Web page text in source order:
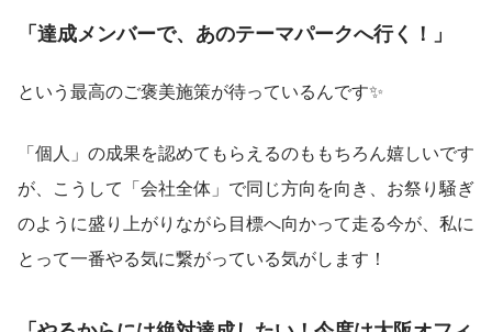
「達成メンバーで、あのテーマパークへ行く！」
という最高のご褒美施策が待っているんです✨
「個人」の成果を認めてもらえるのももちろん嬉しいです
が、こうして「会社全体」で同じ方向を向き、お祭り騒ぎ
のように盛り上がりながら目標へ向かって走る今が、私に
とって一番やる気に繋がっている気がします！